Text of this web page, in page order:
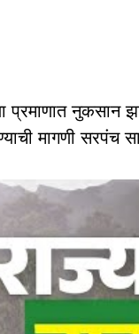
प्रमाणात
मागणी सरपंच